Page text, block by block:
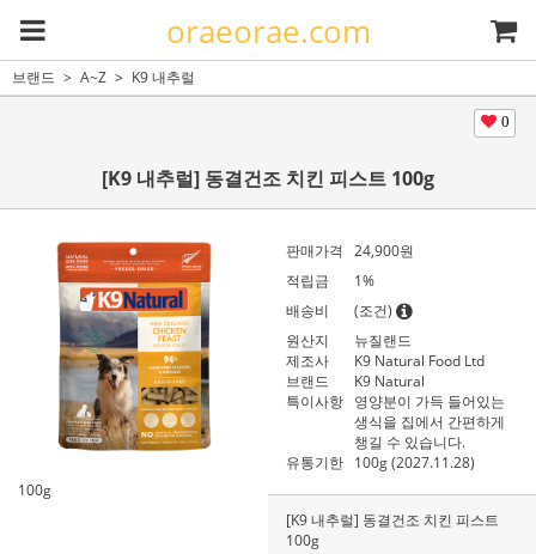
oraeorae.com
브랜드 A~Z K9 내추럴
0
[K9 내추럴] 동결건조 치킨 피스트 100g
100g
판매가격 24,900원
적립금
1%
배송비
(조건)
원산지
뉴질랜드
제조사
K9 Natural Food Ltd
브랜드
K9 Natural
특이사항 영양분이 가득 들어있는
생식을 집에서 간편하게
챙길 수 있습니다.
유통기한 100g (2027.11.28)
[K9 내추럴] 동결건조 치킨 피스트
100g